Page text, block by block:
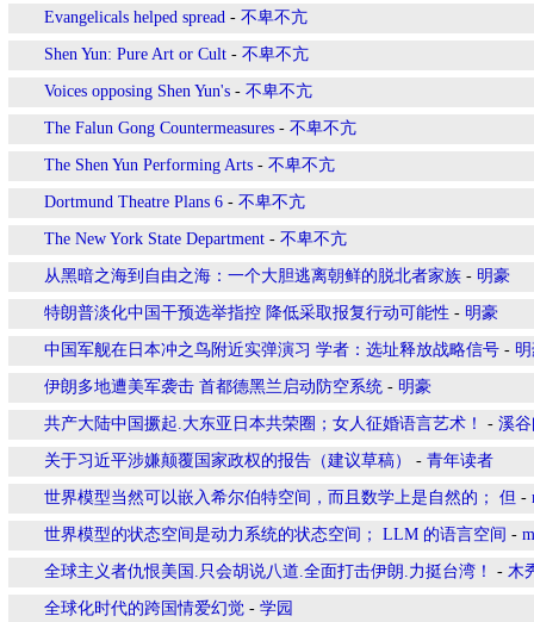
Evangelicals helped spread - 不卑不亢
Shen Yun: Pure Art or Cult - 不卑不亢
Voices opposing Shen Yun's - 不卑不亢
The Falun Gong Countermeasures - 不卑不亢
The Shen Yun Performing Arts - 不卑不亢
Dortmund Theatre Plans 6 - 不卑不亢
The New York State Department - 不卑不亢
从黑暗之海到自由之海：一个大胆逃离朝鲜的脱北者家族 - 明豪
特朗普淡化中国干预选举指控 降低采取报复行动可能性 - 明豪
中国军舰在日本冲之鸟附近实弹演习 学者：选址释放战略信号 -
伊朗多地遭美军袭击 首都德黑兰启动防空系统 - 明豪
共产大陆中国撅起.大东亚日本共荣圈；女人征婚语言艺术！ - 溪
关于习近平涉嫌颠覆国家政权的报告（建议草稿） - 青年读者
世界模型当然可以嵌入希尔伯特空间，而且数学上是自然的； 但 -
世界模型的状态空间是动力系统的状态空间； LLM 的语言空间 -
全球主义者仇恨美国.只会胡说八道.全面打击伊朗.力挺台湾！ - 木
全球化时代的跨国情爱幻觉 - 学园